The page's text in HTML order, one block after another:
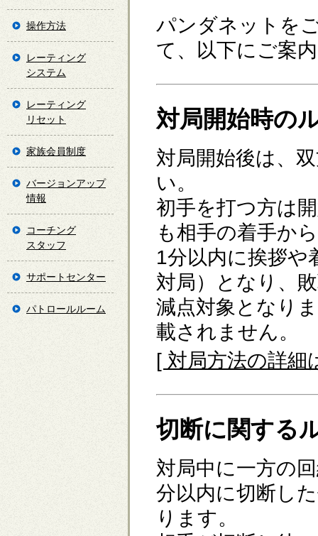
パンダネットを
て、以下にご案
対局開始時の
対局開始後は、
い。
初手を打つ方は
も相手の着手か
1分以内に挨拶や
対局）となり、
減点対象となり
載されません。
[ 対局方法の詳細
切断に関する
対局中に一方の
分以内に切断し
ります。
操作方法
レーティング
システム
レーティング
リセット
家族会員制度
バージョンアップ
情報
コーチング
スタッフ
サポートセンター
パトロールルーム